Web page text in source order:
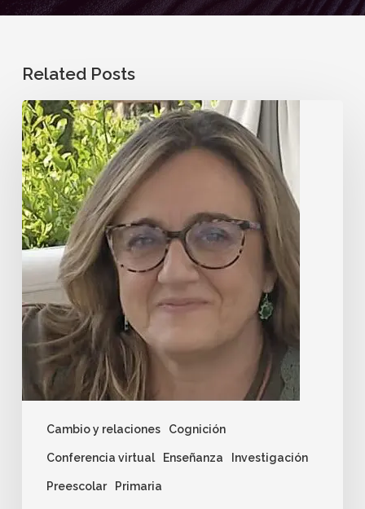
Related Posts
Cambio y relaciones Cognición
Conferencia virtual Enseñanza Investigación
Preescolar Primaria